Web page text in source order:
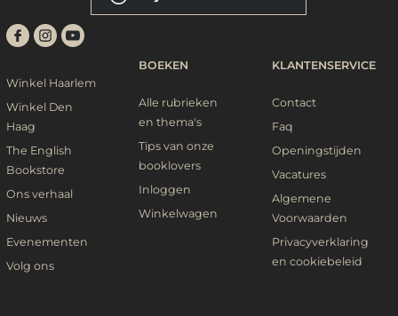
Winkel Haarlem
Winkel Den
Haag
The English
Bookstore
Ons verhaal
Nieuws
Evenementen
Volg ons
BOEKEN
Alle rubrieken
en thema's
Tips van onze
booklovers
Inloggen
Winkelwagen
KLANTENSERVICE
Contact
Faq
Openingstijden
Vacatures
Algemene
Voorwaarden
Privacyverklaring
en cookiebeleid